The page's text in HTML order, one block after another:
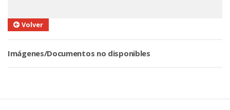
Volver
Imágenes/Documentos no disponibles